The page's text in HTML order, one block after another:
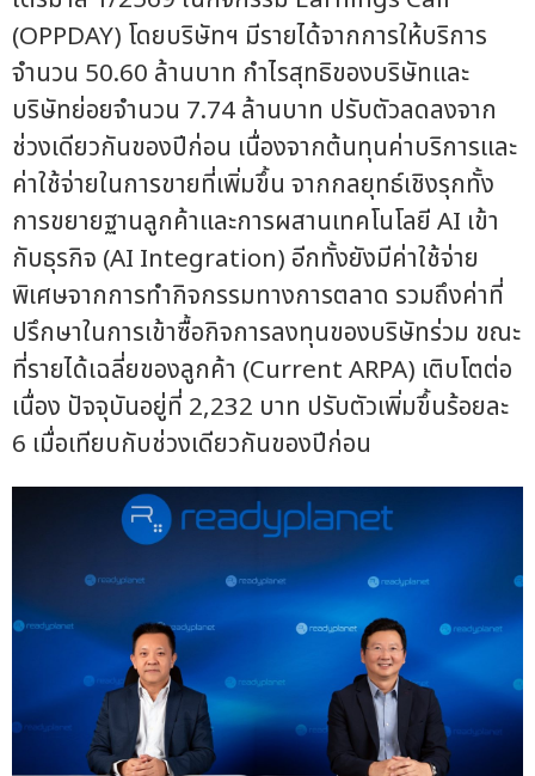
(OPPDAY) โดยบริษัทฯ มีรายได้จากการให้บริการ
จำนวน 50.60 ล้านบาท กำไรสุทธิของบริษัทและ
บริษัทย่อยจำนวน 7.74 ล้านบาท ปรับตัวลดลงจาก
ช่วงเดียวกันของปีก่อน เนื่องจากต้นทุนค่าบริการและ
ค่าใช้จ่ายในการขายที่เพิ่มขึ้น จากกลยุทธ์เชิงรุกทั้ง
การขยายฐานลูกค้าและการผสานเทคโนโลยี AI เข้า
กับธุรกิจ (AI Integration) อีกทั้งยังมีค่าใช้จ่าย
พิเศษจากการทำกิจกรรมทางการตลาด รวมถึงค่าที่
ปรึกษาในการเข้าซื้อกิจการลงทุนของบริษัทร่วม ขณะ
ที่รายได้เฉลี่ยของลูกค้า (Current ARPA) เติบโตต่อ
เนื่อง ปัจจุบันอยู่ที่ 2,232 บาท ปรับตัวเพิ่มขึ้นร้อยละ
6 เมื่อเทียบกับช่วงเดียวกันของปีก่อน